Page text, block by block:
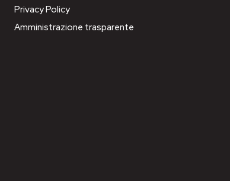
Privacy Policy
Amministrazione trasparente